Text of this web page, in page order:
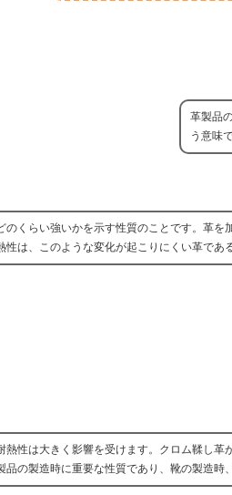
革製品
う意味
のくらい強いかを示す性質のことです。革
は、このような変化が起こりにくい革であ
熱性は大きく影響を受けます。クロム鞣し
の製造時に重要な性質であり、靴の製造時